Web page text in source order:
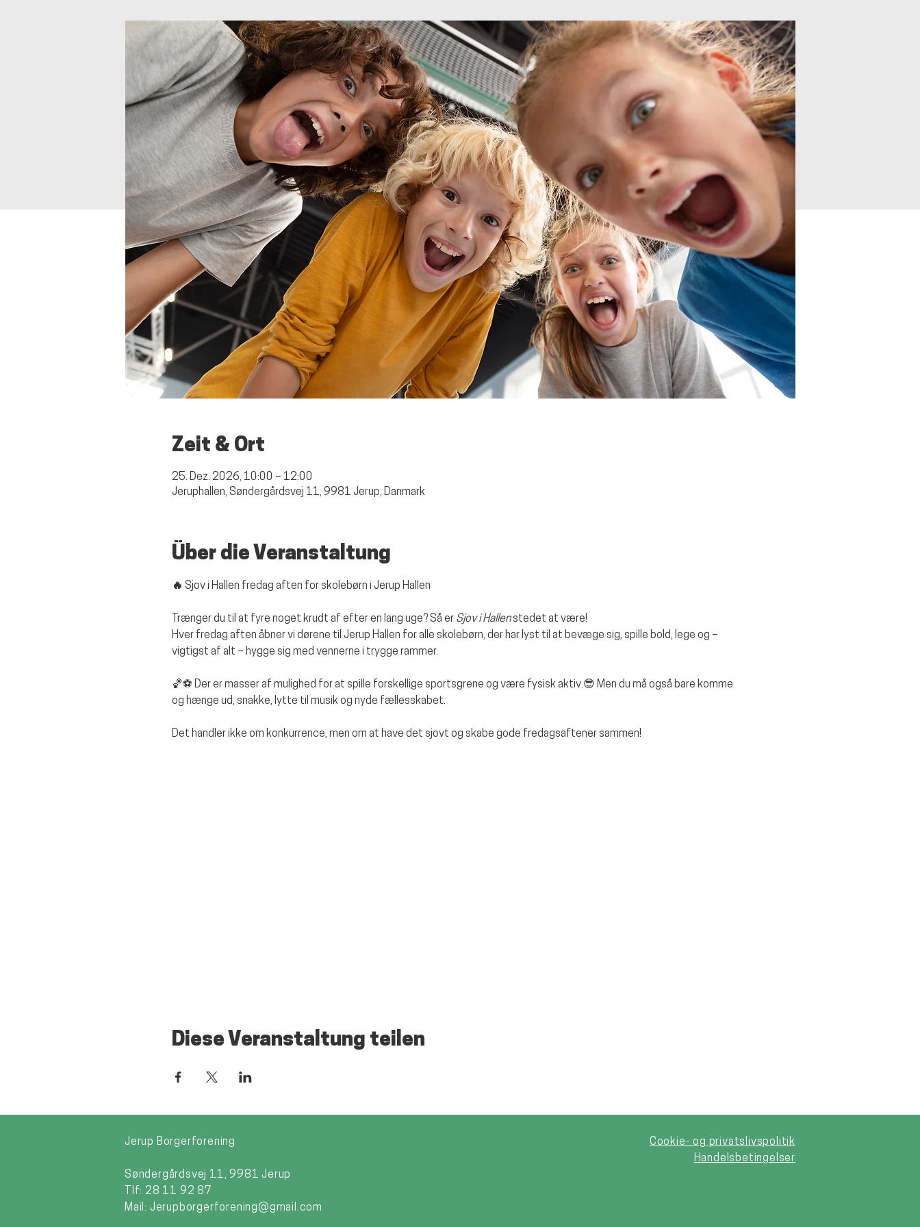
Zeit & Ort
25. Dez. 2026, 10:00 – 12:00
Jeruphallen, Søndergårdsvej 11, 9981 Jerup, Danmark
Über die Veranstaltung
🔥 Sjov i Hallen fredag aften for skolebørn i Jerup Hallen
Trænger du til at fyre noget krudt af efter en lang uge? Så er Sjov i Hallen stedet at være!
Hver fredag aften åbner vi dørene til Jerup Hallen for alle skolebørn, der har lyst til at bevæge sig, spille bold, lege og –
vigtigst af alt – hygge sig med vennerne i trygge rammer.
🏀⚽ Der er masser af mulighed for at spille forskellige sportsgrene og være fysisk aktiv.😎 Men du må også bare komme
og hænge ud, snakke, lytte til musik og nyde fællesskabet.
Det handler ikke om konkurrence, men om at have det sjovt og skabe gode fredagsaftener sammen!
Diese Veranstaltung teilen
Jerup Borgerforening
Søndergårdsvej 11, 9981 Jerup
Tlf: 28 11 92 87
Mail: Jerupborgerforening@gmail.com
Cookie- og privatslivspolitik
Handelsbetingelser